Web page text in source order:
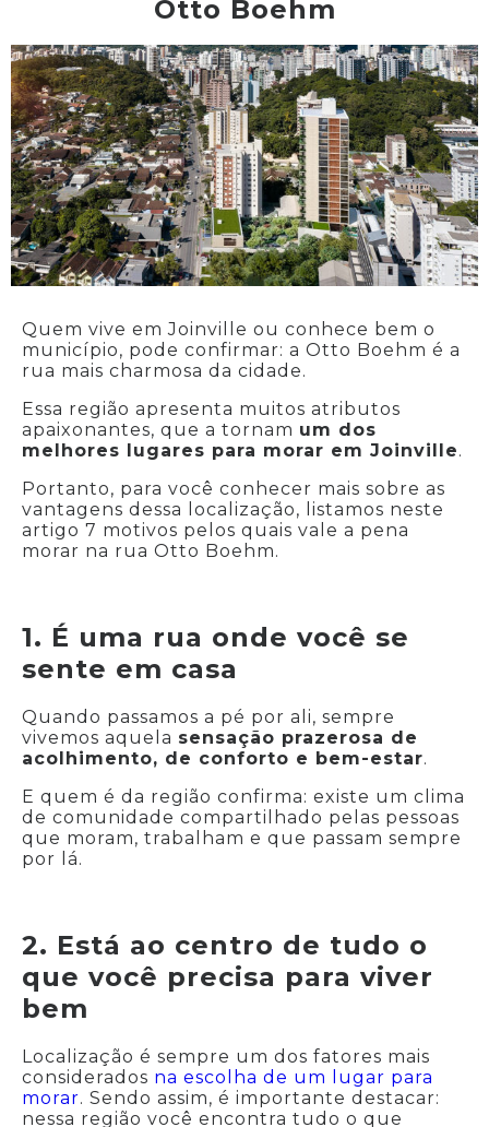
Otto Boehm
Quem vive em Joinville ou conhece bem o
município, pode confirmar: a Otto Boehm é a
rua mais charmosa da cidade.
Essa região apresenta muitos atributos
apaixonantes, que a tornam um dos
melhores lugares para morar em Joinville.
Portanto, para você conhecer mais sobre as
vantagens dessa localização, listamos neste
artigo 7 motivos pelos quais vale a pena
morar na rua Otto Boehm.
1. É uma rua onde você se
sente em casa
Quando passamos a pé por ali, sempre
vivemos aquela sensação prazerosa de
acolhimento, de conforto e bem-estar.
E quem é da região confirma: existe um clima
de comunidade compartilhado pelas pessoas
que moram, trabalham e que passam sempre
por lá.
2. Está ao centro de tudo o
que você precisa para viver
bem
Localização é sempre um dos fatores mais
considerados na escolha de um lugar para
morar. Sendo assim, é importante destacar:
nessa região você encontra tudo o que